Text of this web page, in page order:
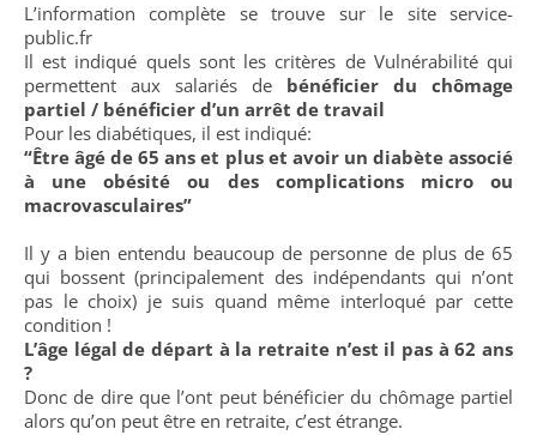
L’information complète se trouve sur le site service-
public.fr
Il est indiqué quels sont les critères de Vulnérabilité qui
permettent aux salariés de bénéficier du chômage
partiel / bénéficier d’un arrêt de travail
Pour les diabétiques, il est indiqué:
“Être âgé de 65 ans et plus et avoir un diabète associé
à une obésité ou des complications micro ou
macrovasculaires”
Il y a bien entendu beaucoup de personne de plus de 65
qui bossent (principalement des indépendants qui n’ont
pas le choix) je suis quand même interloqué par cette
condition !
L’âge légal de départ à la retraite n’est il pas à 62 ans
?
Donc de dire que l’ont peut bénéficier du chômage partiel
alors qu’on peut être en retraite, c’est étrange.